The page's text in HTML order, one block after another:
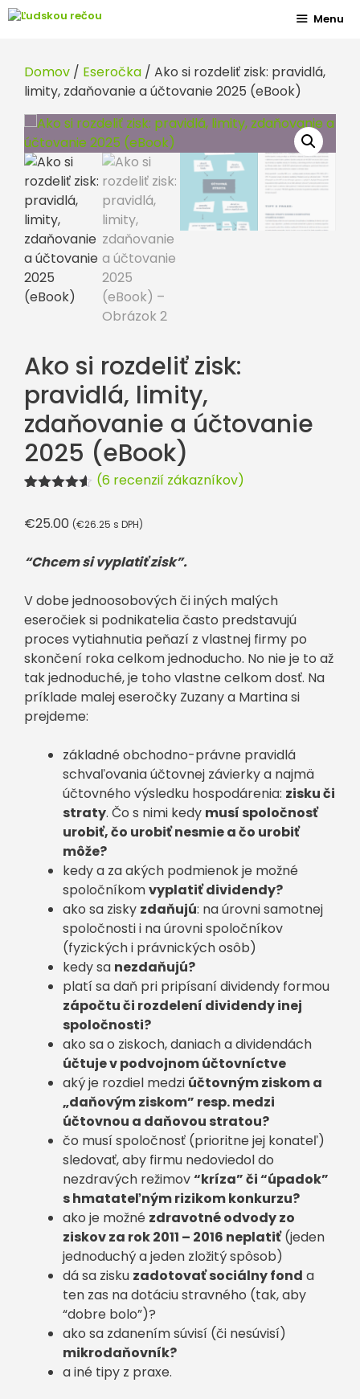
Preskočiť
Menu
Domov / Eseročka / Ako si rozdeliť zisk: pravidlá,
limity, zdaňovanie a účtovanie 2025 (eBook)
Ako si rozdeliť zisk:
pravidlá, limity,
zdaňovanie a účtovanie
2025 (eBook)
na základe
(6 recenzií zákazníkov)
€25.00 (€26.25 s DPH)
“Chcem si vyplatiť zisk”.
V dobe jednoosobových či iných malých
eseročiek si podnikatelia často predstavujú
proces vytiahnutia peňazí z vlastnej firmy po
skončení roka celkom jednoducho. No nie je to až
tak jednoduché, je toho vlastne celkom dosť. Na
príklade malej eseročky Zuzany a Martina si
prejdeme:
základné obchodno-právne pravidlá
schvaľovania účtovnej závierky a najmä
účtovného výsledku hospodárenia: zisku či
straty. Čo s nimi kedy musí spoločnosť
urobiť, čo urobiť nesmie a čo urobiť
môže?
kedy a za akých podmienok je možné
spoločníkomvyplatiť dividendy?
ako sa zisky zdaňujú: na úrovni samotnej
spoločnosti i na úrovni spoločníkov
(fyzických i právnických osôb)
kedy sa nezdaňujú?
platí sa daň pri pripísaní dividendy formou
zápočtu či rozdelení dividendy inej
spoločnosti?
ako sa o ziskoch, daniach a dividendách
účtuje v podvojnom účtovníctve
aký je rozdiel medzi účtovným ziskom a
„daňovým ziskom” resp. medzi
účtovnou a daňovou stratou?
čo musí spoločnosť (prioritne jej konateľ)
sledovať, aby firmu nedoviedol do
nezdravých režimov“kríza” či “úpadok”
s hmatateľným rizikom konkurzu?
ako je možné zdravotné odvody zo
ziskov za rok 2011 – 2016 neplatiť(jeden
jednoduchý a jeden zložitý spôsob)
dá sa zisku zadotovať sociálny fond a
ten zas na dotáciu stravného (tak, aby
“dobre bolo”)?
ako sa zdanením súvisí (či nesúvisí)
mikrodaňovník?
a iné tipy z praxe.